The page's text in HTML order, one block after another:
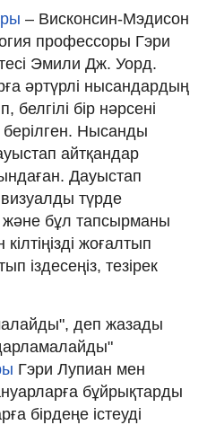
– Висконсин-Мэдисон
профессоры Гэри
Эмили Дж. Уорд.
әртүрлі нысандардың
белгілі бір нәрсені
Нысанды
айтқандар
Дауыстап
түрде
және бұл тапсырманы
жоғалтып
іздесеңіз, тезірек
деп жазады
Гэри Лупиан мен
бұйрықтарды
бірдеңе істеуді